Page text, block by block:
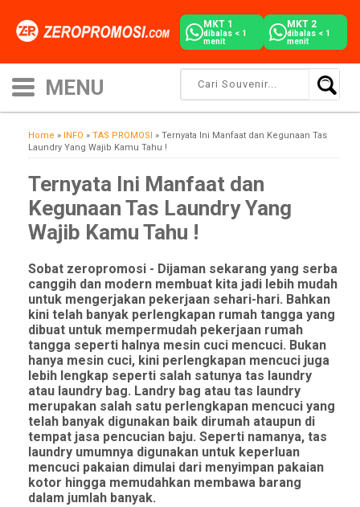
MKT 1
dibalas < 1
menit
MKT 2
dibalas < 1
menit
Home » INFO » TAS PROMOSI » Ternyata Ini Manfaat dan Kegunaan Tas
Laundry Yang Wajib Kamu Tahu !
Ternyata Ini Manfaat dan
Kegunaan Tas Laundry Yang
Wajib Kamu Tahu !
Sobat zeropromosi - Dijaman sekarang yang serba
canggih dan modern membuat kita jadi lebih mudah
untuk mengerjakan pekerjaan sehari-hari. Bahkan
kini telah banyak perlengkapan rumah tangga yang
dibuat untuk mempermudah pekerjaan rumah
tangga seperti halnya mesin cuci mencuci. Bukan
hanya mesin cuci, kini perlengkapan mencuci juga
lebih lengkap seperti salah satunya tas laundry
atau laundry bag. Landry bag atau tas laundry
merupakan salah satu perlengkapan mencuci yang
telah banyak digunakan baik dirumah ataupun di
tempat jasa pencucian baju. Seperti namanya, tas
laundry umumnya digunakan untuk keperluan
mencuci pakaian dimulai dari menyimpan pakaian
kotor hingga memudahkan membawa barang
dalam jumlah banyak.